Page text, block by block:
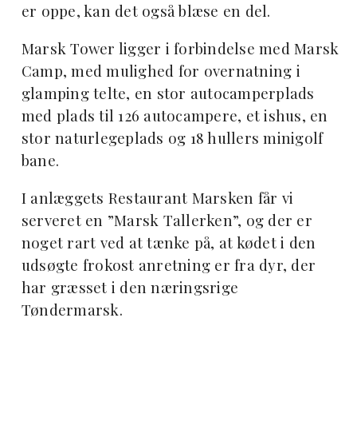
er oppe, kan det også blæse en del.
Marsk Tower ligger i forbindelse med Marsk
Camp, med mulighed for overnatning i
glamping telte, en stor autocamperplads
med plads til 126 autocampere, et ishus, en
stor naturlegeplads og 18 hullers minigolf
bane.
I anlæggets Restaurant Marsken får vi
serveret en ”Marsk Tallerken”, og der er
noget rart ved at tænke på, at kødet i den
udsøgte frokost anretning er fra dyr, der
har græsset i den næringsrige
Tøndermarsk.